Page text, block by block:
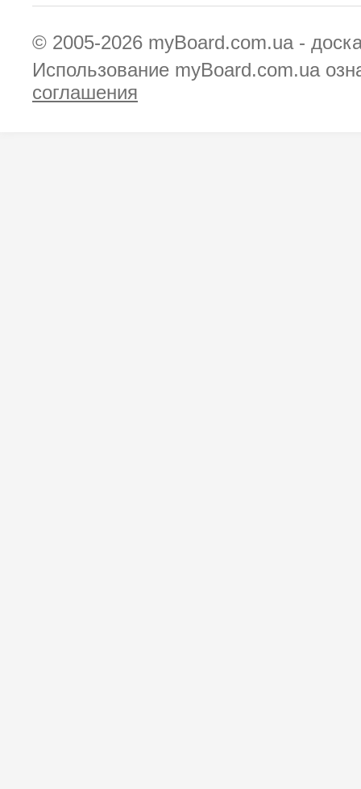
© 2005-2026 myBoard.com.ua -
Использование myBoard.com.ua
соглашения